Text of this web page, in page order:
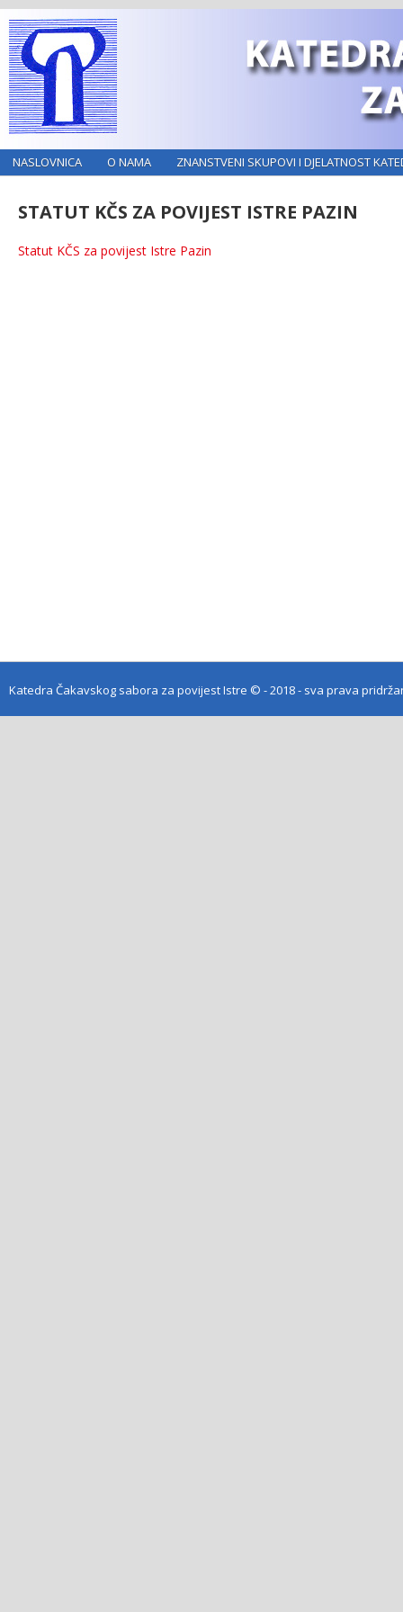
NASLOVNICA O NAMA ZNANSTVENI SKUPOVI I DJELATNOST
STATUT KČS ZA POVIJEST ISTRE PAZIN
Statut KČS za povijest Istre Pazin
Katedra Čakavskog sabora za povijest Istre © - 2018 - sva prava